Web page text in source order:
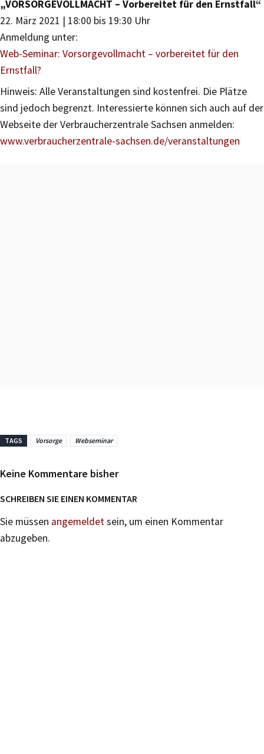
„VORSORGEVOLLMACHT – Vorbereitet für den Ernstfall“
22. März 2021 | 18:00 bis 19:30 Uhr
Anmeldung unter:
Web-Seminar: Vorsorgevollmacht – vorbereitet für den
Ernstfall?
Hinweis: Alle Veranstaltungen sind kostenfrei. Die Plätze
sind jedoch begrenzt. Interessierte können sich auch auf der
Webseite der Verbraucherzentrale Sachsen anmelden:
www.verbraucherzentrale-sachsen.de/veranstaltungen
TAGS Vorsorge Webseminar
Keine Kommentare bisher
SCHREIBEN SIE EINEN KOMMENTAR
Sie müssen angemeldetsein, um einen Kommentar
abzugeben.